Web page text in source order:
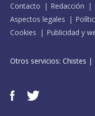
Contacto Redacción
Aspectos legales
Cookies
Publicidad y
Otros servicios: Chistes |